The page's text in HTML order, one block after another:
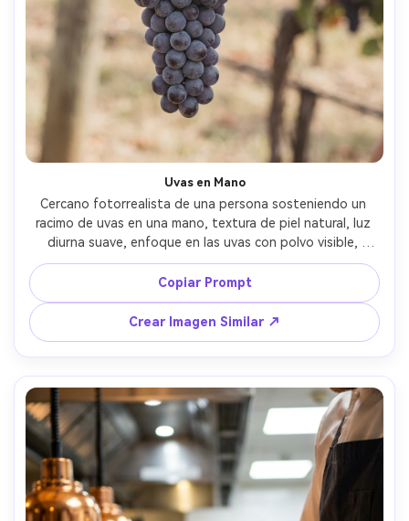
Uvas en Mano
Cercano fotorrealista de una persona sosteniendo un
racimo de uvas en una mano, textura de piel natural, luz
diurna suave, enfoque en las uvas con polvo visible,
fondo de viñedo desenfocado, tomada con Sony A7R V y
85mm f/1.8, encuadre íntimo de estilo de vida, tonos
cálidos y suaves --ar 4:5
Copiar Prompt
Crear Imagen Similar ↗